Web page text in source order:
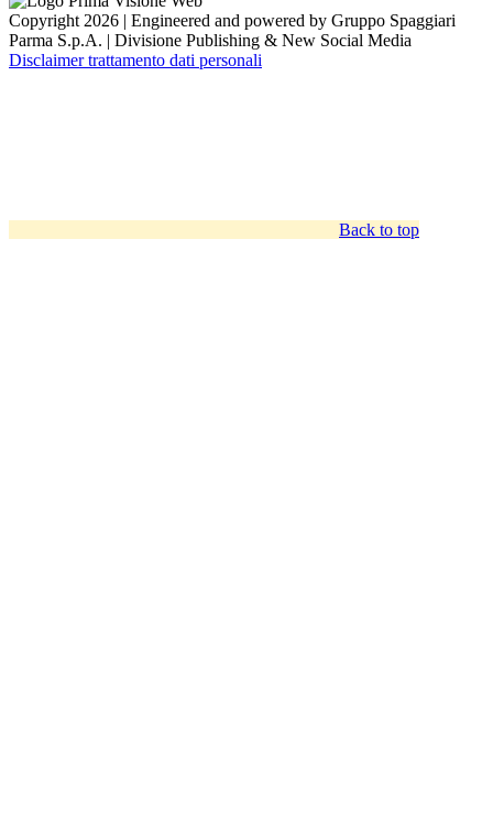
Copyright 2026 | Engineered and powered by Gruppo Spaggiari
Parma S.p.A. | Divisione Publishing & New Social Media
Disclaimer trattamento dati personali
Back to top